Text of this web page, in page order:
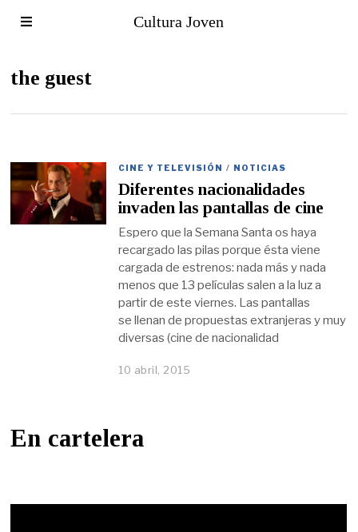
Cultura Joven
the guest
CINE Y TELEVISIÓN / NOTICIAS
Diferentes nacionalidades
invaden las pantallas de cine
Espero que la Semana Santa os haya
recargado las pilas porque ésta viene
cargada de estrenos: nada más y nada
menos que 13 películas salen a la luz a
partir de este viernes. Las pantallas
se llenan de propuestas extranjeras y muy
diversas (cine de nacionalidad
10 abril, 2015
En cartelera